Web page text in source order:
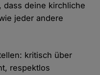
dass deine kirchliche
jeder andere
kritisch über
respektlos